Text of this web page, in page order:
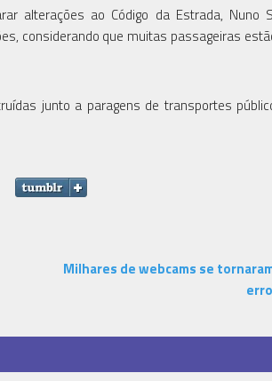
alterações ao Código da Estrada, Nuno
considerando que muitas passageiras
junto a paragens de transportes
Milhares de webcams se